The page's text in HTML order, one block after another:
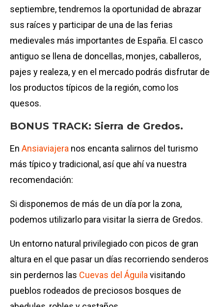
septiembre, tendremos la oportunidad de abrazar
sus raíces y participar de una de las ferias
medievales más importantes de España. El casco
antiguo se llena de doncellas, monjes, caballeros,
pajes y realeza, y en el mercado podrás disfrutar de
los productos típicos de la región, como los
quesos.
BONUS TRACK: Sierra de Gredos.
En Ansiaviajera nos encanta salirnos del turismo
más típico y tradicional, así que ahí va nuestra
recomendación:
Si disponemos de más de un día por la zona,
podemos utilizarlo para visitar la sierra de Gredos.
Un entorno natural privilegiado con picos de gran
altura en el que pasar un días recorriendo senderos
sin perdernos las Cuevas del Águila visitando
pueblos rodeados de preciosos bosques de